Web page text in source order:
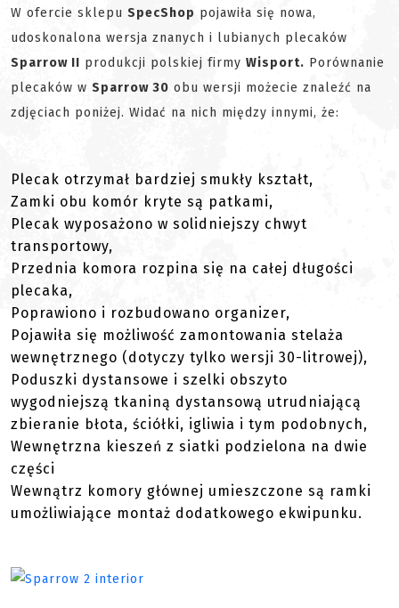
W ofercie sklepu SpecShop pojawiła się nowa,
udoskonalona wersja znanych i lubianych plecaków
Sparrow II produkcji polskiej firmy Wisport. Porównanie
plecaków w Sparrow 30 obu wersji możecie znaleźć na
zdjęciach poniżej. Widać na nich między innymi, że:
Plecak otrzymał bardziej smukły kształt,
Zamki obu komór kryte są patkami,
Plecak wyposażono w solidniejszy chwyt
transportowy,
Przednia komora rozpina się na całej długości
plecaka,
Poprawiono i rozbudowano organizer,
Pojawiła się możliwość zamontowania stelaża
wewnętrznego (dotyczy tylko wersji 30-litrowej),
Poduszki dystansowe i szelki obszyto
wygodniejszą tkaniną dystansową utrudniającą
zbieranie błota, ściółki, igliwia i tym podobnych,
Wewnętrzna kieszeń z siatki podzielona na dwie
części
Wewnątrz komory głównej umieszczone są ramki
umożliwiające montaż dodatkowego ekwipunku.